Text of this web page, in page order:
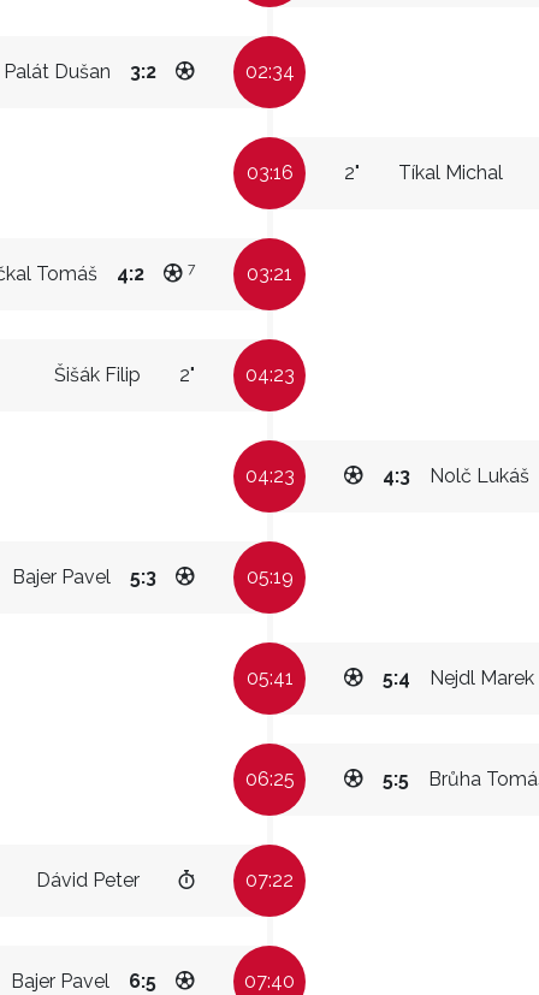
Palát Dušan 3:2 02:34
03:16 Tíkal Michal
2"
Tomáš 4:2 7 03:21
Šišák Filip 2" 04:23
04:23 Nolč Lukáš
4:3
Bajer Pavel 5:3 05:19
05:41 Nejdl Marek
5:4
06:25 Brůha
5:5
Dávid Peter 07:22
Bajer Pavel 6:5 07:40